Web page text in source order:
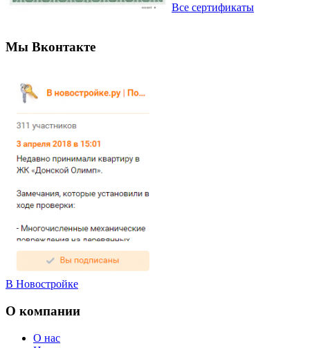
Все сертификаты
Мы Вконтакте
В Новостройке
О компании
О нас